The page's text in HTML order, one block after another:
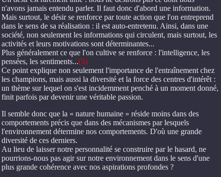
n'avons jamais entendu parler. Il faut donc d'abord une information.
Mais surtout, le désir se renforce par toute action que l'on entreprend
dans le sens de sa réalisation : il est auto-entretenu. Ainsi, dans une
société, non seulement les informations qui circulent, mais surtout, les
activités et leurs motivations sont déterminantes...
Plus généralement ce que l'on cultive se renforce : l'intelligence, les
pensées, les sentiments...(5)
Ce point explique non seulement l'importance de l'entraînement chez
les champions, mais aussi la diversité et la force des centres d'intérêt :
un thème sur lequel on s'est incidemment penché à un moment donné,
finit parfois par devenir une véritable passion.
Il semble donc que la « nature humaine » réside moins dans des
comportements précis que dans des mécanismes par lesquels
l'environnement détermine nos comportements. D'où une grande
diversité de ces derniers.
Au lieu de laisser notre personnalité se construire par le hasard, ne
pourrions-nous pas agir sur notre environnement dans le sens d'une
plus grande cohérence avec nos aspirations profondes ?